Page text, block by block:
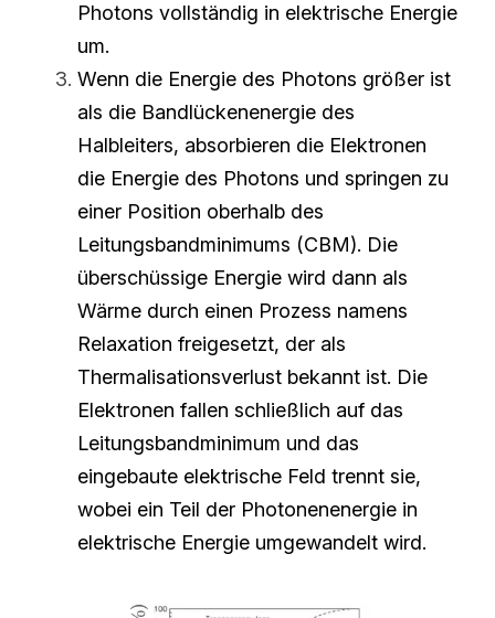
Photons vollständig in elektrische Energie
um.
Wenn die Energie des Photons größer ist
als die Bandlückenenergie des
Halbleiters, absorbieren die Elektronen
die Energie des Photons und springen zu
einer Position oberhalb des
Leitungsbandminimums (CBM). Die
überschüssige Energie wird dann als
Wärme durch einen Prozess namens
Relaxation freigesetzt, der als
Thermalisationsverlust bekannt ist. Die
Elektronen fallen schließlich auf das
Leitungsbandminimum und das
eingebaute elektrische Feld trennt sie,
wobei ein Teil der Photonenenergie in
elektrische Energie umgewandelt wird.